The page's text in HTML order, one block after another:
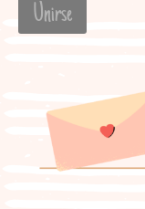
Unirse